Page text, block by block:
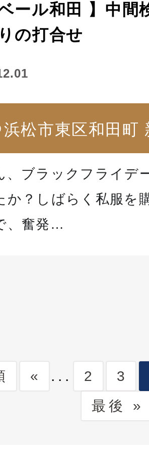
ベール和田 】中間
の打合せ
浜松市東区和田町
、ブラックフライデ
か？しばらく私服を
、奮発…
« ... 2
3
最後 »